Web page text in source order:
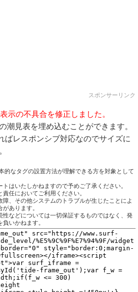
スポンサーリンク
の不具合を修正しました。
潮見表を埋め込むことができます。
ばレスポンシブ対応なのでサイズに
的なタグの設置方法が理解できる方を対象として
はいたしかねますので予めご了承ください。
任においてご利用ください。
、その他システムのトラブルが生じたことによ
あります。
などについては一切保証するものではなく、発
いかねます。